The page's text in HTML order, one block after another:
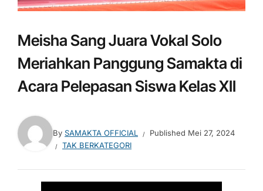
Meisha Sang Juara Vokal Solo
Meriahkan Panggung Samakta di
Acara Pelepasan Siswa Kelas XII
By SAMAKTA OFFICIAL Published Mei 27, 2024
TAK BERKATEGORI